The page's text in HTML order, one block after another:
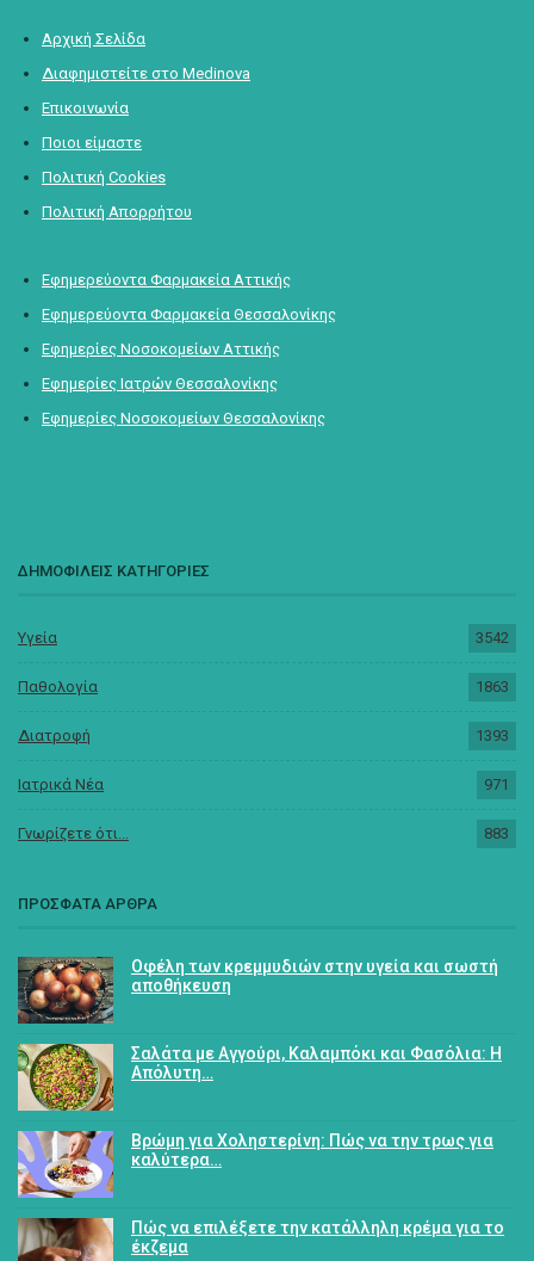
Αρχική Σελίδα
Διαφημιστείτε στο Medinova
Επικοινωνία
Ποιοι είμαστε
Πολιτική Cookies
Πολιτική Απορρήτου
Εφημερεύοντα Φαρμακεία Αττικής
Εφημερεύοντα Φαρμακεία Θεσσαλονίκης
Εφημερίες Νοσοκομείων Αττικής
Εφημερίες Ιατρών Θεσσαλονίκης
Εφημερίες Νοσοκομείων Θεσσαλονίκης
ΔΗΜΟΦΙΛΕΙΣ ΚΑΤΗΓΟΡΙΕΣ
Υγεία 3542
Παθολογία 1863
Διατροφή 1393
Ιατρικά Νέα 971
Γνωρίζετε ότι... 883
ΠΡΟΣΦΑΤΑ ΑΡΘΡΑ
Οφέλη των κρεμμυδιών στην υγεία και σωστή
αποθήκευση
Σαλάτα με Αγγούρι, Καλαμπόκι και Φασόλια: Η
Απόλυτη…
Βρώμη για Χοληστερίνη: Πώς να την τρως για
καλύτερα…
Πώς να επιλέξετε την κατάλληλη κρέμα για το
έκζεμα